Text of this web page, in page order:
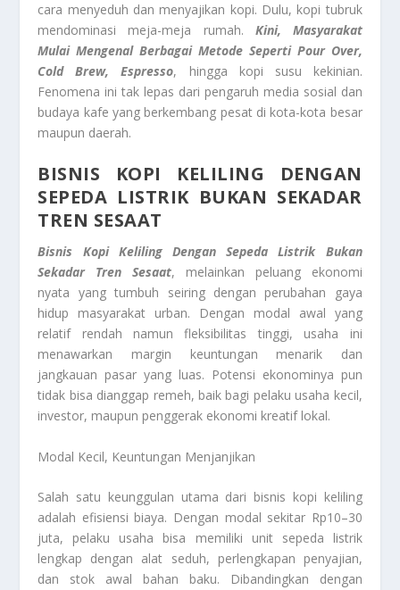
cara menyeduh dan menyajikan kopi. Dulu, kopi tubruk
mendominasi meja-meja rumah. Kini, Masyarakat
Mulai Mengenal Berbagai Metode Seperti Pour Over,
Cold Brew, Espresso, hingga kopi susu kekinian.
Fenomena ini tak lepas dari pengaruh media sosial dan
budaya kafe yang berkembang pesat di kota-kota besar
maupun daerah.
BISNIS KOPI KELILING DENGAN
SEPEDA LISTRIK BUKAN SEKADAR
TREN SESAAT
Bisnis Kopi Keliling Dengan Sepeda Listrik Bukan
Sekadar Tren Sesaat, melainkan peluang ekonomi
nyata yang tumbuh seiring dengan perubahan gaya
hidup masyarakat urban. Dengan modal awal yang
relatif rendah namun fleksibilitas tinggi, usaha ini
menawarkan margin keuntungan menarik dan
jangkauan pasar yang luas. Potensi ekonominya pun
tidak bisa dianggap remeh, baik bagi pelaku usaha kecil,
investor, maupun penggerak ekonomi kreatif lokal.
Modal Kecil, Keuntungan Menjanjikan
Salah satu keunggulan utama dari bisnis kopi keliling
adalah efisiensi biaya. Dengan modal sekitar Rp10–30
juta, pelaku usaha bisa memiliki unit sepeda listrik
lengkap dengan alat seduh, perlengkapan penyajian,
dan stok awal bahan baku. Dibandingkan dengan